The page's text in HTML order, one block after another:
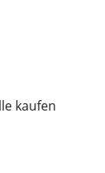
kaufen